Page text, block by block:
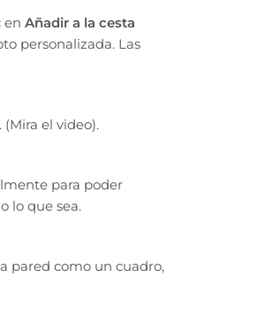
en Añadir a la cesta
personalizada. Las
el video).
para poder
lo que sea.
pared como un cuadro,